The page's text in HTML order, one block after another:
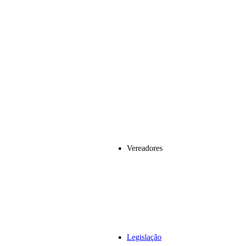
Vereadores
Legislação